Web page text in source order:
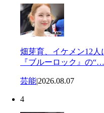
畑芽育、イケメン12
『ブルーロック』の“…
芸能|2026.08.07
4